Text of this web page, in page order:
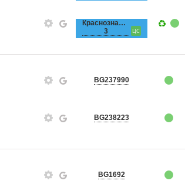
Краснознаменная,
3
ЦС
BG237990
BG238223
BG1692